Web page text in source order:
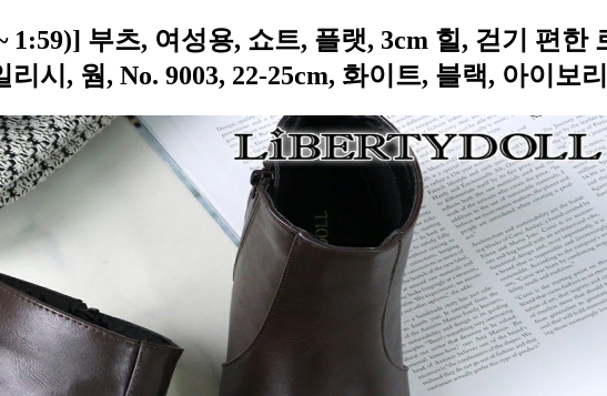
1:59)] 부츠, 여성용, 쇼트, 플랫, 3cm 힐, 걷기 편
리시, 웜, No. 9003, 22-25cm, 화이트, 블랙, 아이보